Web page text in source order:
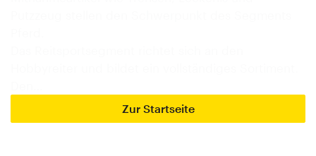
Zur Startseite